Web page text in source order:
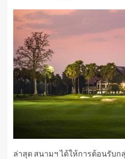
ล่าสุด สนามฯ ได้ให้การต้อนรับ